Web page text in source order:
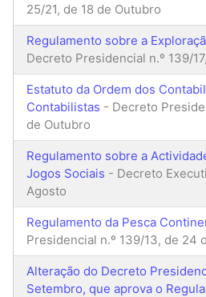
25/21, de 18 de Outubro
Regulamento sobre a
Decreto Presidencial n.º 139/
Estatuto da Ordem dos
Contabilistas - Decreto
de Outubro
Regulamento sobre a
Jogos Sociais - Decreto
Agosto
Regulamento da Pesca
Presidencial n.º 139/13, de 24
Alteração do Decreto
Setembro, que aprova o